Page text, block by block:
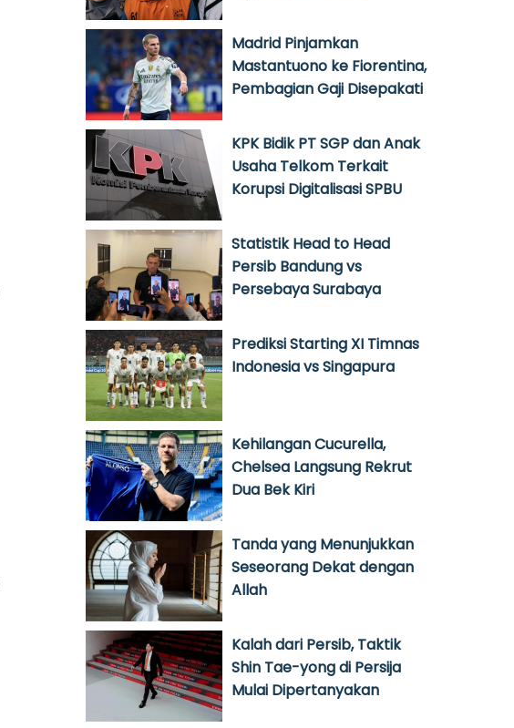
Madrid Pinjamkan
Mastantuono ke Fiorentina,
Pembagian Gaji Disepakati
KPK Bidik PT SGP dan Anak
Usaha Telkom Terkait
Korupsi Digitalisasi SPBU
Statistik Head to Head
Persib Bandung vs
Persebaya Surabaya
Prediksi Starting XI Timnas
Indonesia vs Singapura
Kehilangan Cucurella,
Chelsea Langsung Rekrut
Dua Bek Kiri
Tanda yang Menunjukkan
Seseorang Dekat dengan
Allah
Kalah dari Persib, Taktik
Shin Tae-yong di Persija
Mulai Dipertanyakan